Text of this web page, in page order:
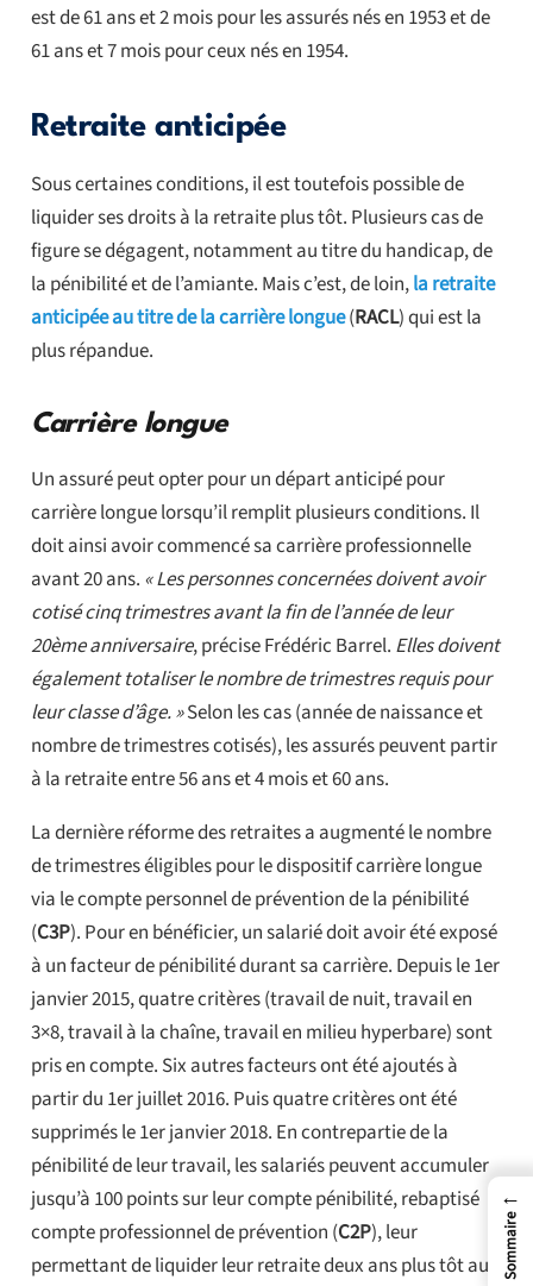
est de 61 ans et 2 mois pour les assurés nés en 1953 et de
61 ans et 7 mois pour ceux nés en 1954.
Retraite anticipée
Sous certaines conditions, il est toutefois possible de
liquider ses droits à la retraite plus tôt. Plusieurs cas de
figure se dégagent, notamment au titre du handicap, de
la pénibilité et de l’amiante. Mais c’est, de loin,la retraite
anticipée au titre de la carrière longue(RACL) qui est la
plus répandue.
Carrière longue
Un assuré peut opter pour un départ anticipé pour
carrière longue lorsqu’il remplit plusieurs conditions. Il
doit ainsi avoir commencé sa carrière professionnelle
avant 20 ans. « Les personnes concernées doivent avoir
cotisé cinq trimestres avant la fin de l’année de leur
20ème anniversaire, précise Frédéric Barrel. Elles doivent
également totaliser le nombre de trimestres requis pour
leur classe d’âge. »Selon les cas (année de naissance et
nombre de trimestres cotisés), les assurés peuvent partir
à la retraite entre 56 ans et 4 mois et 60 ans.
La dernière réforme des retraites a augmenté le nombre
de trimestres éligibles pour le dispositif carrière longue
via le compte personnel de prévention de la pénibilité
(C3P). Pour en bénéficier, un salarié doit avoir été exposé
à un facteur de pénibilité durant sa carrière. Depuis le 1er
janvier 2015, quatre critères (travail de nuit, travail en
3×8, travail à la chaîne, travail en milieu hyperbare) sont
pris en compte. Six autres facteurs ont été ajoutés à
partir du 1er juillet 2016. Puis quatre critères ont été
supprimés le 1er janvier 2018. En contrepartie de la
pénibilité de leur travail, les salariés peuvent accumuler
jusqu’à 100 points sur leur compte pénibilité, rebaptisé
compte professionnel de prévention (C2P), leur
permettant de liquider leur retraite deux ans plus tôt au
←
Sommaire